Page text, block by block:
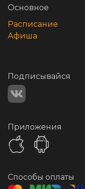
Основное
Расписание
Афиша
Подписывайся
Приложения
Способы оплаты